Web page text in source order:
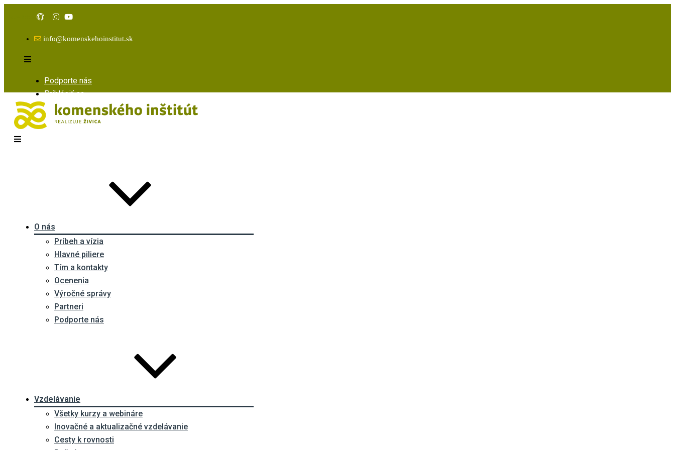
InstagramYoutube
info@komenskehoinstitut.sk
Podporte nás
Prihlásiť sa
O nás
Príbeh a vízia
Hlavné piliere
Tím a kontakty
Ocenenia
Výročné správy
Partneri
Podporte nás
Vzdelávanie
Všetky kurzy a webináre
Inovačné a aktualizačné vzdelávanie
Cesty k rovnosti